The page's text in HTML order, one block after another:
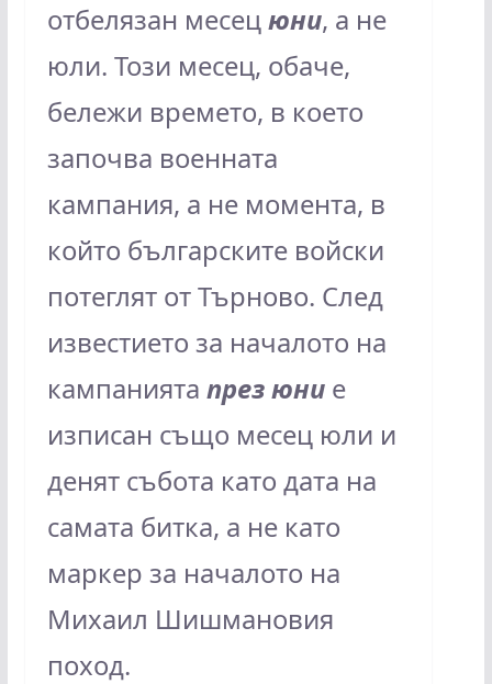
отбелязан месецюни, а не
юли. Този месец, обаче,
бележи времето, в което
започва военната
кампания, а не момента, в
който българските войски
потеглят от Търново. След
известието за началото на
кампанията през юние
изписан също месец юли и
денят събота като дата на
самата битка, а не като
маркер за началото на
Михаил Шишмановия
поход.